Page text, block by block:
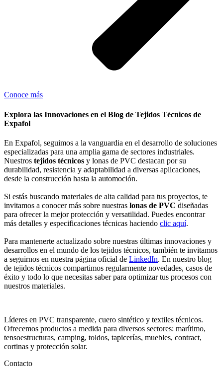
Conoce más
Explora las Innovaciones en el Blog de Tejidos Técnicos de
Expafol
En Expafol, seguimos a la vanguardia en el desarrollo de soluciones
especializadas para una amplia gama de sectores industriales.
Nuestros tejidos técnicos y lonas de PVC destacan por su
durabilidad, resistencia y adaptabilidad a diversas aplicaciones,
desde la construcción hasta la automoción.
Si estás buscando materiales de alta calidad para tus proyectos, te
invitamos a conocer más sobre nuestras lonas de PVC diseñadas
para ofrecer la mejor protección y versatilidad. Puedes encontrar
más detalles y especificaciones técnicas haciendo clic aquí.
Para mantenerte actualizado sobre nuestras últimas innovaciones y
desarrollos en el mundo de los tejidos técnicos, también te invitamos
a seguirnos en nuestra página oficial de LinkedIn. En nuestro blog
de tejidos técnicos compartimos regularmente novedades, casos de
éxito y todo lo que necesitas saber para optimizar tus procesos con
nuestros materiales.
Líderes en PVC transparente, cuero sintético y textiles técnicos.
Ofrecemos productos a medida para diversos sectores: marítimo,
tensoestructuras, camping, toldos, tapicerías, muebles, contract,
cortinas y protección solar.
Contacto